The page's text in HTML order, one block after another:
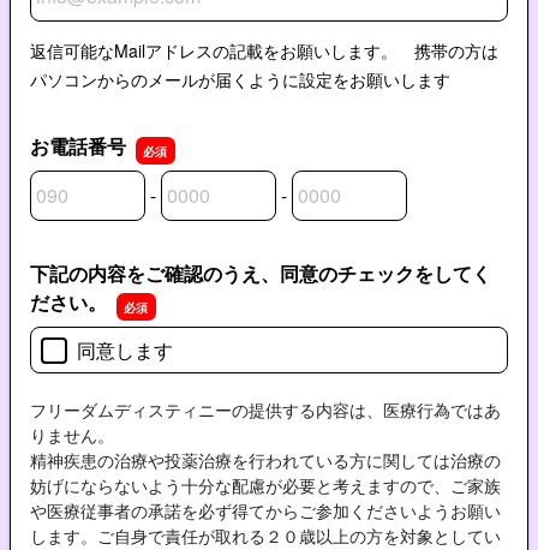
返信可能なMailアドレスの記載をお願いします。 携帯の方は
パソコンからのメールが届くように設定をお願いします
お電話番号
お電話番号の市外局番
-
お電話番号の市内局番 -
お電話番号の加入者番号
下記の内容をご確認のうえ、同意のチェックをしてく
ださい。
同意します
フリーダムディスティニーの提供する内容は、医療行為ではあ
りません。
精神疾患の治療や投薬治療を行われている方に関しては治療の
妨げにならないよう十分な配慮が必要と考えますので、ご家族
や医療従事者の承諾を必ず得てからご参加くださいようお願い
します。ご自身で責任が取れる２０歳以上の方を対象としてい